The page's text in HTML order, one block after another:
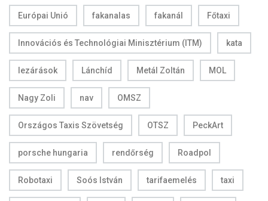
Európai Unió fakanalas fakanál Főtaxi
Innovációs és Technológiai Minisztérium (ITM) kata
lezárások Lánchíd Metál Zoltán MOL
Nagy Zoli nav OMSZ
Országos Taxis Szövetség OTSZ PeckArt
porsche hungaria rendőrség Roadpol
Robotaxi Soós István tarifaemelés taxi